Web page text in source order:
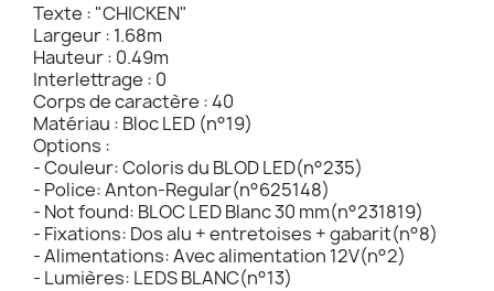
Texte : "CHICKEN"
Largeur : 1.68m
Hauteur : 0.49m
Interlettrage : 0
Corps de caractère : 40
Matériau : Bloc LED (n°19)
Options :
- Couleur: Coloris du BLOD LED(n°235)
- Police: Anton-Regular(n°625148)
- Not found: BLOC LED Blanc 30 mm(n°231819)
- Fixations: Dos alu + entretoises + gabarit(n°8)
- Alimentations: Avec alimentation 12V(n°2)
- Lumières: LEDS BLANC(n°13)